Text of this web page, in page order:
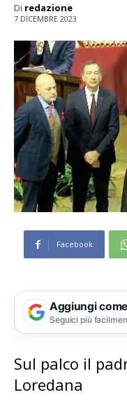
Di redazione
7 DICEMBRE 2023
Facebook
Aggiungi
Seguici più
Sul palco il
Loredana